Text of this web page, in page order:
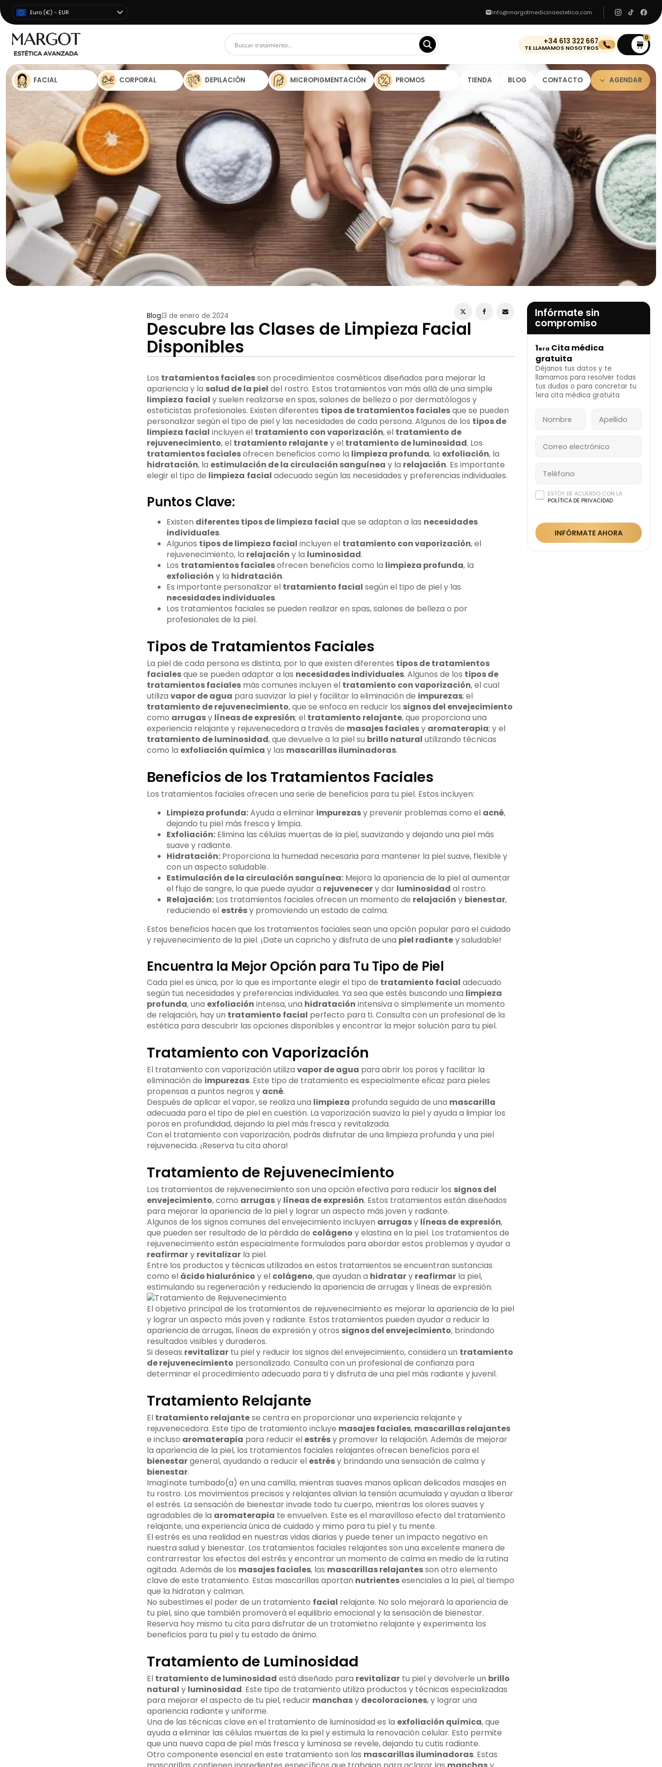
Euro (€) - EUR info@margotmedicinaestetica.com
+34 613 322 667
TE LLAMAMOS NOSOTROS
0
FACIAL CORPORAL DEPILACIÓN MICROPIGMENTACIÓN PROMOS TIENDA BLOG CONTACTO AGENDAR
ESTOY DE ACUERDO CON LA POLÍTICA DE
PRIVACIDAD
INFÓRMATE AHORA
Blog 3 de enero de 2024
Descubre las Clases de Limpieza Facial
Disponibles
Los tratamientos facialesson procedimientos cosméticos diseñados para mejorar la
apariencia y la salud de la piel del rostro. Estos tratamientos van más allá de una simple
limpieza facial y suelen realizarse en spas, salones de belleza o por dermatólogos y
esteticistas profesionales. Existen diferentes tipos de tratamientos facialesque se pueden
personalizar según el tipo de piel y las necesidades de cada persona. Algunos de los tipos de
limpieza facial incluyen el tratamiento con vaporización, el tratamiento de
rejuvenecimiento, el tratamiento relajantey el tratamiento de luminosidad. Los
tratamientos facialesofrecen beneficios como la limpieza profunda, la exfoliación, la
hidratación, la estimulación de la circulación sanguínea y la relajación. Es importante
elegir el tipo de limpieza facial adecuado según las necesidades y preferencias individuales.
Puntos Clave:
Existen diferentes tipos de limpieza facial que se adaptan a las necesidades
individuales.
Algunos tipos de limpieza facial incluyen el tratamiento con vaporización, el
rejuvenecimiento, la relajación y la luminosidad.
Los tratamientos facialesofrecen beneficios como la limpieza profunda, la
exfoliación y la hidratación.
Es importante personalizar el tratamiento facial según el tipo de piel y las
necesidades individuales.
Los tratamientos faciales se pueden realizar en spas, salones de belleza o por
profesionales de la piel.
Tipos de Tratamientos Faciales
La piel de cada persona es distinta, por lo que existen diferentes tipos de tratamientos
facialesque se pueden adaptar a las necesidades individuales. Algunos de los tipos de
tratamientos facialesmás comunes incluyen el tratamiento con vaporización, el cual
utiliza vapor de agua para suavizar la piel y facilitar la eliminación de impurezas; el
tratamiento de rejuvenecimiento, que se enfoca en reducir los signos del envejecimiento
como arrugasy líneas de expresión; el tratamiento relajante, que proporciona una
experiencia relajante y rejuvenecedora a través de masajes facialesy aromaterapia; y el
tratamiento de luminosidad, que devuelve a la piel su brillo natural utilizando técnicas
como la exfoliación química y las mascarillas iluminadoras.
Beneficios de los Tratamientos Faciales
Los tratamientos faciales ofrecen una serie de beneficios para tu piel. Estos incluyen:
Limpieza profunda:Ayuda a eliminar impurezasy prevenir problemas como el acné,
dejando tu piel más fresca y limpia.
Exfoliación:Elimina las células muertas de la piel, suavizando y dejando una piel más
suave y radiante.
Hidratación:Proporciona la humedad necesaria para mantener la piel suave, flexible y
con un aspecto saludable.
Estimulación de la circulación sanguínea:Mejora la apariencia de la piel al aumentar
el flujo de sangre, lo que puede ayudar a rejuvenecery dar luminosidad al rostro.
Relajación:Los tratamientos faciales ofrecen un momento de relajación y bienestar,
reduciendo el estrésy promoviendo un estado de calma.
Estos beneficios hacen que los tratamientos faciales sean una opción popular para el cuidado
y rejuvenecimiento de la piel. ¡Date un capricho y disfruta de una piel radiantey saludable!
Encuentra la Mejor Opción para Tu Tipo de Piel
Cada piel es única, por lo que es importante elegir el tipo de tratamiento facial adecuado
según tus necesidades y preferencias individuales. Ya sea que estés buscando una limpieza
profunda, una exfoliación intensa, una hidratación intensiva o simplemente un momento
de relajación, hay un tratamiento facial perfecto para ti. Consulta con un profesional de la
estética para descubrir las opciones disponibles y encontrar la mejor solución para tu piel.
Tratamiento con Vaporización
El tratamiento con vaporización utiliza vapor de agua para abrir los poros y facilitar la
eliminación de impurezas. Este tipo de tratamiento es especialmente eficaz para pieles
propensas a puntos negros y acné.
Después de aplicar el vapor, se realiza una limpieza profunda seguida de una mascarilla
adecuada para el tipo de piel en cuestión. La vaporización suaviza la piel y ayuda a limpiar los
poros en profundidad, dejando la piel más fresca y revitalizada.
Con el tratamiento con vaporización, podrás disfrutar de una limpieza profunda y una piel
rejuvenecida. ¡Reserva tu cita ahora!
Tratamiento de Rejuvenecimiento
Los tratamientos de rejuvenecimiento son una opción efectiva para reducir los signos del
envejecimiento, como arrugasy líneas de expresión. Estos tratamientos están diseñados
para mejorar la apariencia de la piel y lograr un aspecto más joven y radiante.
Algunos de los signos comunes del envejecimiento incluyen arrugasy líneas de expresión,
que pueden ser resultado de la pérdida de colágeno y elastina en la piel. Los tratamientos de
rejuvenecimiento están especialmente formulados para abordar estos problemas y ayudar a
reafirmary revitalizarla piel.
Entre los productos y técnicas utilizados en estos tratamientos se encuentran sustancias
como el ácido hialurónico y el colágeno, que ayudan a hidratary reafirmarla piel,
estimulando su regeneración y reduciendo la apariencia de arrugas y líneas de expresión.
El objetivo principal de los tratamientos de rejuvenecimiento es mejorar la apariencia de la piel
y lograr un aspecto más joven y radiante. Estos tratamientos pueden ayudar a reducir la
apariencia de arrugas, líneas de expresión y otros signos del envejecimiento, brindando
resultados visibles y duraderos.
Si deseas revitalizartu piel y reducir los signos del envejecimiento, considera un tratamiento
de rejuvenecimiento personalizado. Consulta con un profesional de confianza para
determinar el procedimiento adecuado para ti y disfruta de una piel más radiante y juvenil.
Tratamiento Relajante
El tratamiento relajantese centra en proporcionar una experiencia relajante y
rejuvenecedora. Este tipo de tratamiento incluye masajes faciales, mascarillas relajantes
e incluso aromaterapia para reducir el estrésy promover la relajación. Además de mejorar
la apariencia de la piel, los tratamientos faciales relajantes ofrecen beneficios para el
bienestargeneral, ayudando a reducir el estrésy brindando una sensación de calma y
bienestar.
Imagínate tumbado(a) en una camilla, mientras suaves manos aplican delicados masajes en
tu rostro. Los movimientos precisos y relajantes alivian la tensión acumulada y ayudan a liberar
el estrés. La sensación de bienestar invade todo tu cuerpo, mientras los olores suaves y
agradables de la aromaterapia te envuelven. Este es el maravilloso efecto del tratamiento
relajante, una experiencia única de cuidado y mimo para tu piel y tu mente.
El estrés es una realidad en nuestras vidas diarias y puede tener un impacto negativo en
nuestra salud y bienestar. Los tratamientos faciales relajantes son una excelente manera de
contrarrestar los efectos del estrés y encontrar un momento de calma en medio de la rutina
agitada. Además de los masajes faciales, las mascarillas relajantesson otro elemento
clave de este tratamiento. Estas mascarillas aportan nutrientesesenciales a la piel, al tiempo
que la hidratan y calman.
No subestimes el poder de un tratamiento facial relajante. No solo mejorará la apariencia de
tu piel, sino que también promoverá el equilibrio emocional y la sensación de bienestar.
Reserva hoy mismo tu cita para disfrutar de un tratamietno relajante y experimenta los
beneficios para tu piel y tu estado de ánimo.
Tratamiento de Luminosidad
El tratamiento de luminosidad está diseñado para revitalizartu piel y devolverle un brillo
natural y luminosidad. Este tipo de tratamiento utiliza productos y técnicas especializadas
para mejorar el aspecto de tu piel, reducir manchasy decoloraciones, y lograr una
apariencia radiante y uniforme.
Una de las técnicas clave en el tratamiento de luminosidad es la exfoliación química, que
ayuda a eliminar las células muertas de la piel y estimula la renovación celular. Esto permite
que una nueva capa de piel más fresca y luminosa se revele, dejando tu cutis radiante.
Otro componente esencial en este tratamiento son las mascarillas iluminadoras. Estas
Infórmate sin
compromiso
1era Cita médica
gratuita
Déjanos tus datos y te
llamamos para resolver todas
tus dudas o para concretar tu
1era cita médica gratuita
ESTOY DE ACUERDO CON LA
POLÍTICA DE PRIVACIDAD
INFÓRMATE AHORA